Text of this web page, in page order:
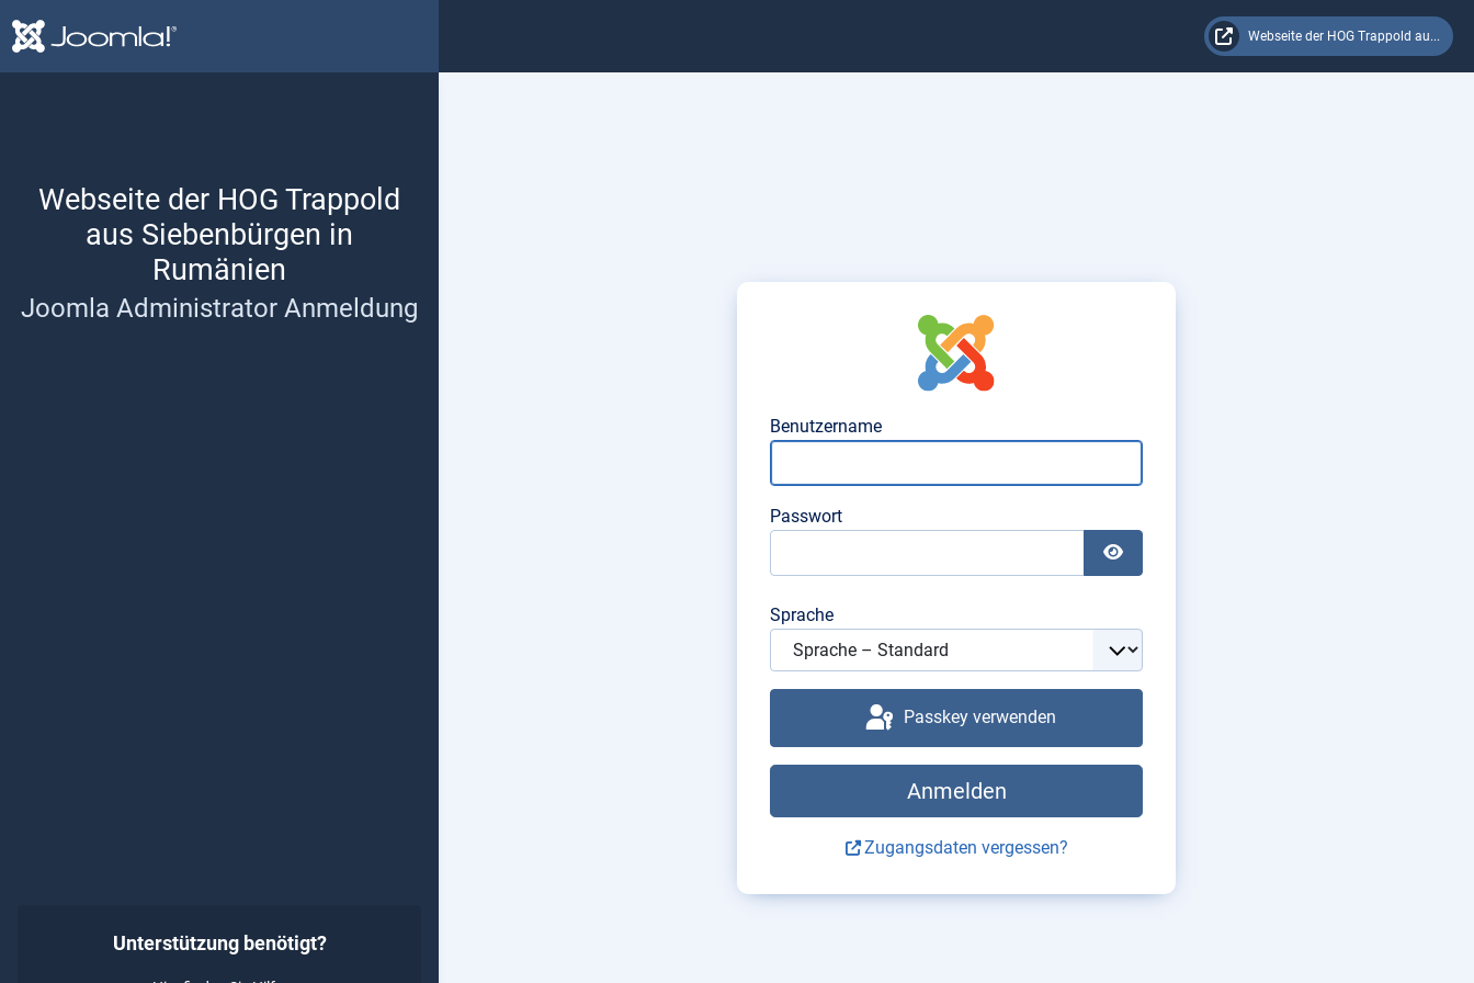
Webseite der HOG Trappold au...
Benutzer – Anmeldeformular
Benutzername
Passwort
Passwort anzeigen
Sprache
Passkey verwenden
Anmelden
Zugangsdaten vergessen?
Webseite der HOG Trappold
aus Siebenbürgen in
Rumänien
Joomla Administrator Anmeldung
Unterstützung benötigt?